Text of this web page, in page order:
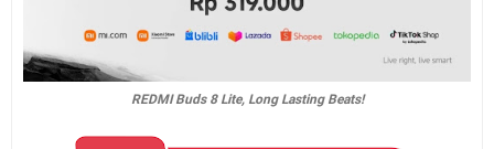
REDMI Buds 8 Lite, Long Lasting Beats!